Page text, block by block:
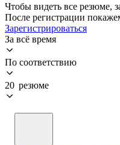
Чтобы видеть все резюме,
После регистрации
Зарегистрироваться
За всё время
По соответствию
20 резюме